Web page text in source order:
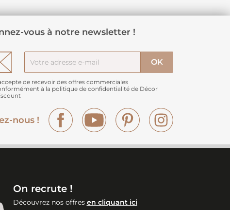
vous à notre newsletter !
de recevoir des offres commerciales
à la politique de confidentialité de Décor
nous !
Facebook YouTube Pinterest
On recrute !
Découvrez nos offres en cliquant ici